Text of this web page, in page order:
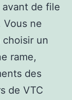
de file
ne
choisir un
rame,
des
de VTC